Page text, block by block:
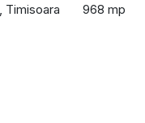
Timisoara 968 mp